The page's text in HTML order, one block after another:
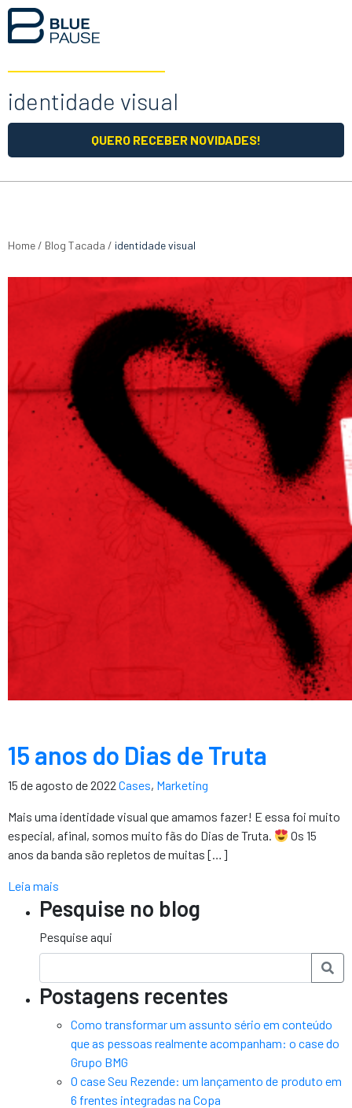
identidade visual
QUERO RECEBER NOVIDADES!
Home / Blog Tacada / identidade visual
15 anos do Dias de Truta
15 de agosto de 2022 Cases, Marketing
Mais uma identidade visual que amamos fazer! E essa foi muito
especial, afinal, somos muito fãs do Dias de Truta.
Os 15
anos da banda são repletos de muitas […]
Leia mais
Pesquise no blog
Pesquise aqui
Postagens recentes
Como transformar um assunto sério em conteúdo
que as pessoas realmente acompanham: o case do
Grupo BMG
O case Seu Rezende: um lançamento de produto em
6 frentes integradas na Copa